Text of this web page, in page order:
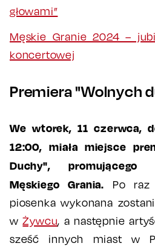
głowami”
Męskie Granie 2024 –
koncertowej
Premiera "Wolnych
We wtorek, 11 czerwca,
12:00, miała miejsce
Duchy", promującego
Męskiego Grania. Po raz
piosenka wykonana
wŻywcu, a następnie
sześć innych miast w